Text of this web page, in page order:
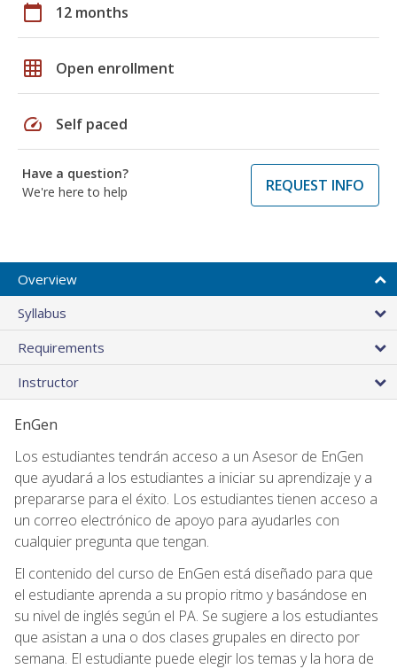
calendar_today 12 months
grid_on Open enrollment
speed Self paced
Have a question?
We're here to help
REQUEST INFO
Overview
Syllabus
Requirements
Instructor
EnGen
Los estudiantes tendrán acceso a un Asesor de EnGen
que ayudará a los estudiantes a iniciar su aprendizaje y a
prepararse para el éxito. Los estudiantes tienen acceso a
un correo electrónico de apoyo para ayudarles con
cualquier pregunta que tengan.
El contenido del curso de EnGen está diseñado para que
el estudiante aprenda a su propio ritmo y basándose en
su nivel de inglés según el PA. Se sugiere a los estudiantes
que asistan a una o dos clases grupales en directo por
semana. El estudiante puede elegir los temas y la hora de